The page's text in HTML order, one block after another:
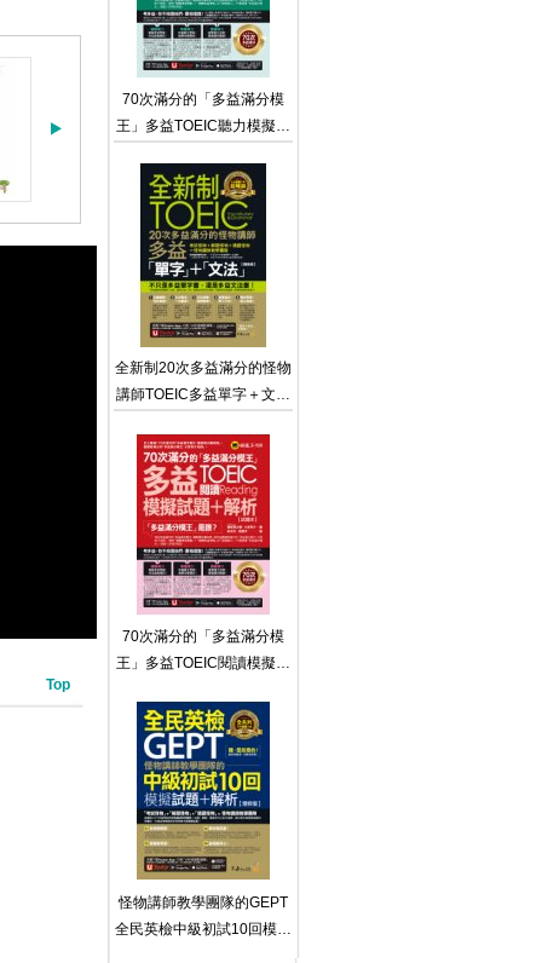
Top
水書套）
70次滿分的「多益滿分模
王」多益TOEIC聽力模擬試
App」內含VRP虛擬點讀筆
＋防水書套） TOEIC L&R
テスト 壁越え模試 リスニ
ング
全新制20次多益滿分的怪物
講師TOEIC多益單字＋文法
教學影片＋「Youtor App」
內含VRP虛擬點讀筆＋防水
書套）
70次滿分的「多益滿分模
王」多益TOEIC閱讀模擬試
App」內含VRP虛擬點讀筆
＋防水書套）
怪物講師教學團隊的GEPT
全民英檢中級初試10回模擬